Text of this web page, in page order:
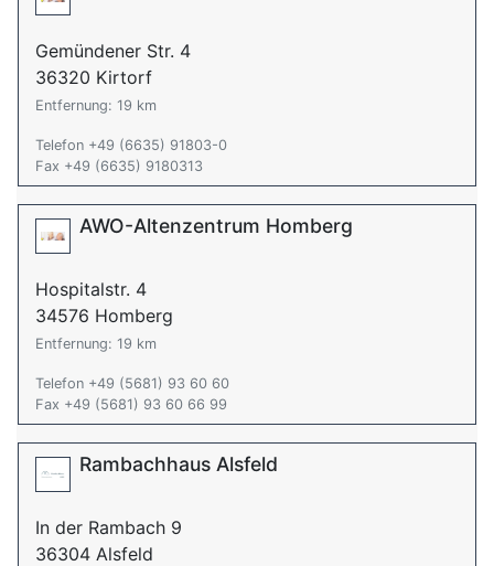
Gemündener Str. 4
36320 Kirtorf
Entfernung: 19 km
Telefon +49 (6635) 91803-0
Fax +49 (6635) 9180313
AWO-Altenzentrum Homberg
Hospitalstr. 4
34576 Homberg
Entfernung: 19 km
Telefon +49 (5681) 93 60 60
Fax +49 (5681) 93 60 66 99
Rambachhaus Alsfeld
In der Rambach 9
36304 Alsfeld